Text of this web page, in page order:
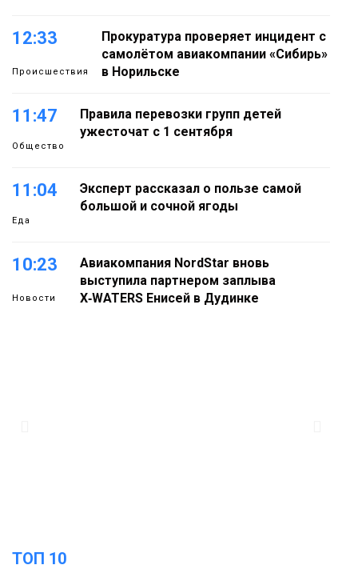
12:33
Происшествия
Прокуратура проверяет инцидент с
самолётом авиакомпании «Сибирь»
в Норильске
11:47
Общество
Правила перевозки групп детей
ужесточат с 1 сентября
11:04
Еда
Эксперт рассказал о пользе самой
большой и сочной ягоды
10:23
Новости
Авиакомпания NordStar вновь
выступила партнером заплыва
X‑WATERS Енисей в Дудинке
ТОП 10